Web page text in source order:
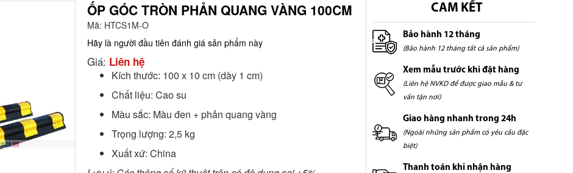
ỐP GÓC TRÒN PHẢN QUANG VÀNG 100CM
Mã: HTCS1M-O
Hãy là người đầu tiên đánh giá sản phẩm này
Giá: Liên hệ
Kích thước: 100 x 10 cm (dày 1 cm)
Chất liệu: Cao su
Màu sắc: Màu đen + phản quang vàng
Trọng lượng: 2,5 kg
Xuất xứ: China
CAM KẾT
Bảo hành 12 tháng
(Bảo hành 12 tháng tất cả sản phẩm)
Xem mẫu trước khi đặt hàng
(Liên hệ NVKD để được giao mẫu & tư
vấn tận nơi)
Giao hàng nhanh trong 24h
(Ngoài những sản phẩm có yêu cầu đặc
biệt)
Thanh toán khi nhận hàng